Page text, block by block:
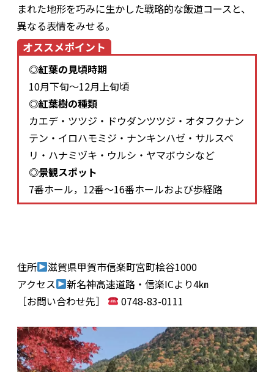
まれた地形を巧みに生かした戦略的な飯道コースと、
異なる表情をみせる。
オススメポイント
◎紅葉の見頃時期
10月下旬～12月上旬頃
◎紅葉樹の種類
カエデ・ツツジ・ドウダンツツジ・オタフクナン
テン・イロハモミジ・ナンキンハゼ・サルスベ
リ・ハナミヅキ・ウルシ・ヤマボウシなど
◎景観スポット
7番ホール，12番～16番ホールおよび歩経路
住所
滋賀県甲賀市信楽町宮町桧谷1000
アクセス
新名神高速道路・信楽ICより4㎞
［お問い合わせ先］
0748-83-0111